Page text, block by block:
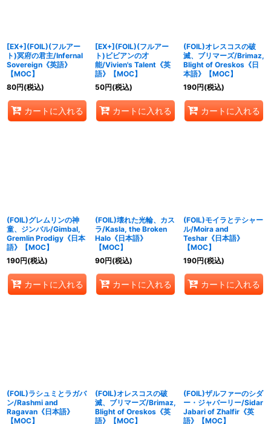
[EX+](FOIL)(フルアー
ト)冥府の君主/Infernal
Sovereign《英語》
【MOC】
80円(税込)
カートに入れる
[EX+](FOIL)(フルアー
ト)ビビアンの才
能/Vivien's Talent《英
語》【MOC】
50円(税込)
カートに入れる
(FOIL)オレスコスの破
滅、ブリマーズ/Brimaz,
Blight of Oreskos《日
本語》【MOC】
190円(税込)
カートに入れる
(FOIL)グレムリンの神
童、ジンバル/Gimbal,
Gremlin Prodigy《日本
語》【MOC】
190円(税込)
カートに入れる
(FOIL)壊れた光輪、カス
ラ/Kasla, the Broken
Halo《日本語》
【MOC】
90円(税込)
カートに入れる
(FOIL)モイラとテシャー
ル/Moira and
Teshar《日本語》
【MOC】
190円(税込)
カートに入れる
(FOIL)ラシュミとラガバ
ン/Rashmi and
Ragavan《日本語》
【MOC】
(FOIL)オレスコスの破
滅、ブリマーズ/Brimaz,
Blight of Oreskos《英
語》【MOC】
(FOIL)ザルファーのシダ
ー・ジャバーリー/Sidar
Jabari of Zhalfir《英
語》【MOC】